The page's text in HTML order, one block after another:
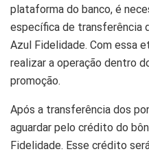
plataforma do banco, é
específica de transferência
Azul Fidelidade. Com essa
realizar a operação dentro
promoção.
Após a transferência dos
aguardar pelo crédito do
Fidelidade. Esse crédito